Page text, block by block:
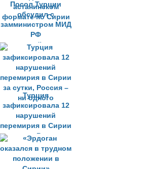
Посол Турции
обсудил с
замминистром МИД
РФ
взаимодействие в
астанинском
формате по Сирии
Турция
зафиксировала 12
нарушений
перемирия в Сирии
за сутки, Россия –
ни одного